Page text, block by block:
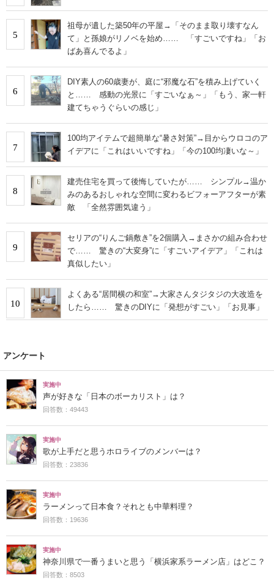
5
祖母が遺した築50年の平屋→「そのまま取り壊すなん
て」と孫娘がリノベを始め…… 「すごいですね」「お
ばあ喜んでるよ」
6
DIY素人の60歳妻が、庭に“邪魔な石”を積み上げていく
と…… 感動の光景に「すごいなぁ～」「もう、家一軒
建てちゃうぐらいの感じ」
7
100均アイテムで超簡単な“暑さ対策”→目からウロコのア
イデアに「これはいいですね」「今の100均凄いな～」
8
建売住宅を買って後悔していたが…… シンプル→温か
みのあるおしゃれな空間に変わるビフォーアフターが素
敵 「全然雰囲気違う」
9
セリアの“りんご鍋敷き”を2個購入→まさかの組み合わせ
で…… 驚きの“大変身”に「すごいアイデア」「これは
真似したい」
10
よくある“居間横の和室”→大家さんタジタジの大改造を
したら…… 驚きのDIYに「発想がすごい」「お見事」
アンケート
実施中
声が好きな「日本のボーカリスト」は？
回答数：49443
実施中
歌が上手だと思うホロライブのメンバーは？
回答数：23836
実施中
ラーメンって日本食？それとも中華料理？
回答数：19636
実施中
神奈川県で一番うまいと思う「横浜家系ラーメン店」はどこ？
回答数：8503